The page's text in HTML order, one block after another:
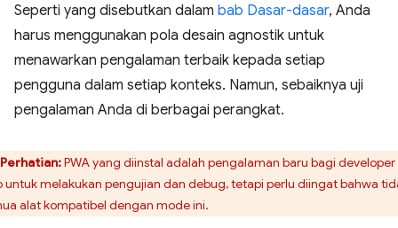
Seperti yang disebutkan dalam bab Dasar-dasar, Anda
harus menggunakan pola desain agnostik untuk
menawarkan pengalaman terbaik kepada setiap
pengguna dalam setiap konteks. Namun, sebaiknya uji
pengalaman Anda di berbagai perangkat.
Perhatian:PWA yang diinstal adalah pengalaman baru bagi developer
untuk melakukan pengujian dan debug, tetapi perlu diingat bahwa
alat kompatibel dengan mode ini.